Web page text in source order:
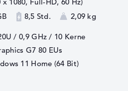
8,5 Std. 2,09 kg
/ 0,9 GHz / 10 Kerne
G7 80 EUs
11 Home (64 Bit)